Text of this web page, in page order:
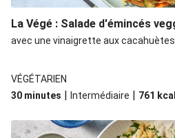
La Végé : Salade d'émincés
avec une vinaigrette aux
VÉGÉTARIEN
30 minutes | Intermédiaire | 761 kcal